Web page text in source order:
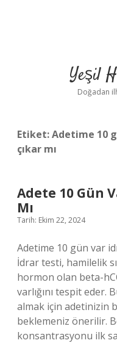
Yeşil
Doğadan
Etiket:Adetime 10
çıkar mı
Adete 10 Gün
Mı
Tarih: Ekim 22, 2024
Adetime 10 gün var
İdrar testi, hamilelik
hormon olan beta-
varlığını tespit eder.
almak için adetinizin
beklemeniz önerilir.
konsantrasyonu ilk